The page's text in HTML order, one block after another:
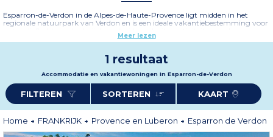
Esparron-de-Verdon in de Alpes-de-Haute-Provence ligt midden in het
regionale natuurpark van Verdon en is een ideale vakantiebestemming voor
natuurliefhebbers, dankzij de veelheid aan buitenactiviteiten en de
adembenemende landschappen.Meer lezen
1 resultaat
Accommodatie en vakantiewoningen in Esparron-de-Verdon
FILTEREN SORTEREN KAART
Home FRANKRIJK Provence en Luberon Esparron de Verdon